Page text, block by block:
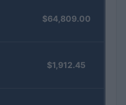
$64,809.00
$1,912.45